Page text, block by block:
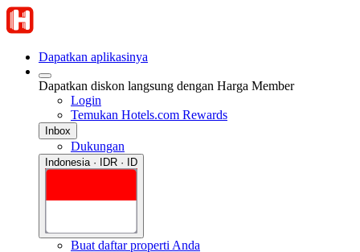
Dapatkan aplikasinya
Dapatkan diskon langsung dengan Harga Member
Login
Temukan Hotels.com Rewards
Inbox
Dukungan
Indonesia · IDR · ID
Buat daftar properti Anda